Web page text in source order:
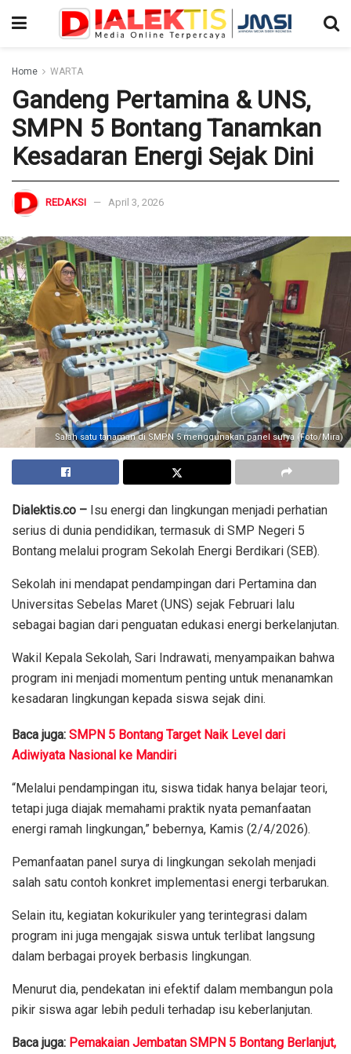
Home WARTA
Gandeng Pertamina & UNS,
SMPN 5 Bontang Tanamkan
Kesadaran Energi Sejak Dini
REDAKSI April 3, 2026
Salah satu tanaman di SMPN 5 menggunakan panel surya (Foto/Mira)
Dialektis.co – Isu energi dan lingkungan menjadi perhatian
serius di dunia pendidikan, termasuk di SMP Negeri 5
Bontang melalui program Sekolah Energi Berdikari (SEB).
Sekolah ini mendapat pendampingan dari Pertamina dan
Universitas Sebelas Maret (UNS) sejak Februari lalu
sebagai bagian dari penguatan edukasi energi berkelanjutan.
Wakil Kepala Sekolah, Sari Indrawati, menyampaikan bahwa
program ini menjadi momentum penting untuk menanamkan
kesadaran lingkungan kepada siswa sejak dini.
Baca juga: SMPN 5 Bontang Target Naik Level dari
Adiwiyata Nasional ke Mandiri
“Melalui pendampingan itu, siswa tidak hanya belajar teori,
tetapi juga diajak memahami praktik nyata pemanfaatan
energi ramah lingkungan,” bebernya, Kamis (2/4/2026).
Pemanfaatan panel surya di lingkungan sekolah menjadi
salah satu contoh konkret implementasi energi terbarukan.
Selain itu, kegiatan kokurikuler yang terintegrasi dalam
program ini juga mengajak siswa untuk terlibat langsung
dalam berbagai proyek berbasis lingkungan.
Menurut dia, pendekatan ini efektif dalam membangun pola
pikir siswa agar lebih peduli terhadap isu keberlanjutan.
Baca juga: Pemakaian Jembatan SMPN 5 Bontang Berlanjut,